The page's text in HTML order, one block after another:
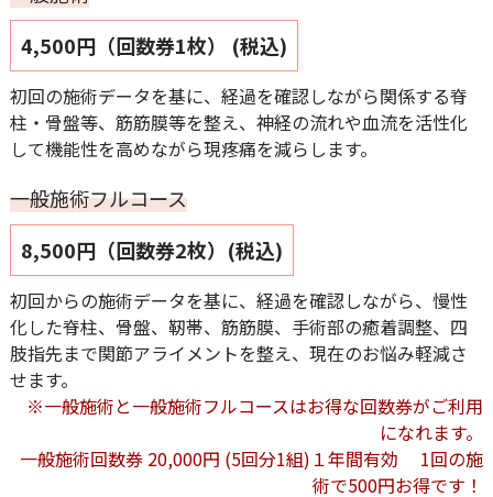
4,500円（回数券1枚） (税込)
初回の施術データを基に、経過を確認しながら関係する脊
柱・骨盤等、筋筋膜等を整え、神経の流れや血流を活性化
して機能性を高めながら現疼痛を減らします。
一般施術フルコース
8,500円（回数券2枚）(税込)
初回からの施術データを基に、経過を確認しながら、慢性
化した脊柱、骨盤、靭帯、筋筋膜、手術部の癒着調整、四
肢指先まで関節アライメントを整え、現在のお悩み軽減さ
せます。
※一般施術と一般施術フルコースはお得な回数券がご利用
になれます。
一般施術回数券 20,000円 (5回分1組)１年間有効 1回の施
術で500円お得です！